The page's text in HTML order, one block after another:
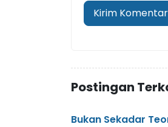
Postingan
Bukan Sekadar